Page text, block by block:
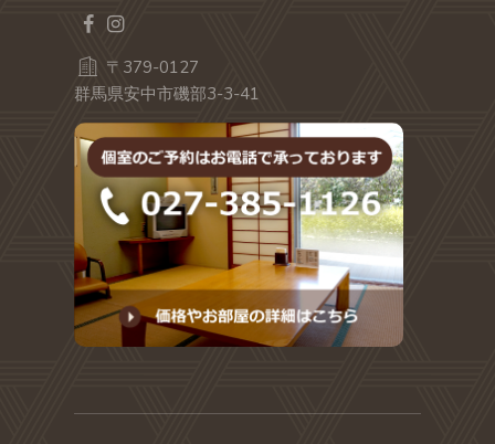
〒379-0127
群馬県安中市磯部3-3-41